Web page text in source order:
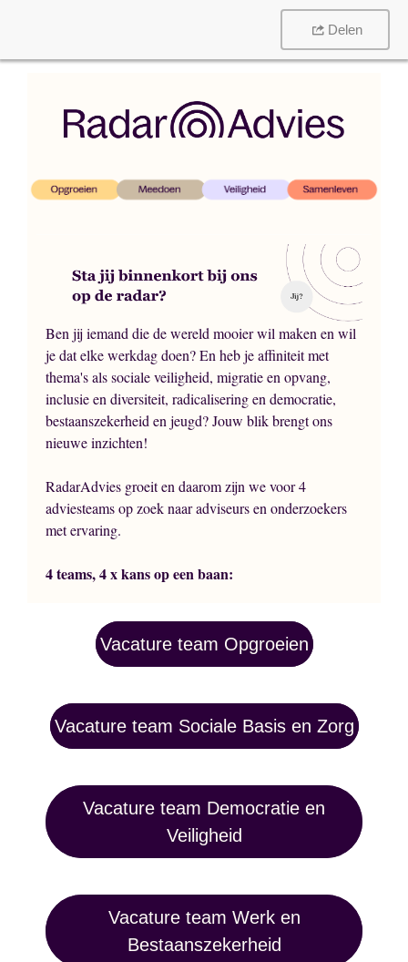
Delen
Ben jij iemand die de wereld mooier wil maken en wil
je dat elke werkdag doen? En heb je affiniteit met
thema's als sociale veiligheid, migratie en opvang,
inclusie en diversiteit, radicalisering en democratie,
bestaanszekerheid en jeugd? Jouw blik brengt ons
nieuwe inzichten!
RadarAdvies groeit en daarom zijn we voor 4
adviesteams op zoek naar adviseurs en onderzoekers
met ervaring.
4 teams, 4 x kans op een baan:
Vacature team Opgroeien
Vacature team Sociale Basis en Zorg
Vacature team Democratie en
Veiligheid
Vacature team Werk en
Bestaanszekerheid